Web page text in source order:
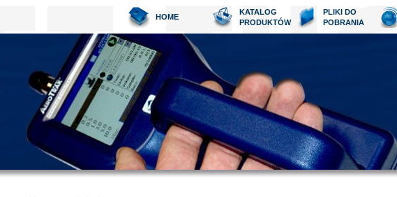
HOME
KATALOG
PRODUKTÓW
PLIKI DO
POBRANIA